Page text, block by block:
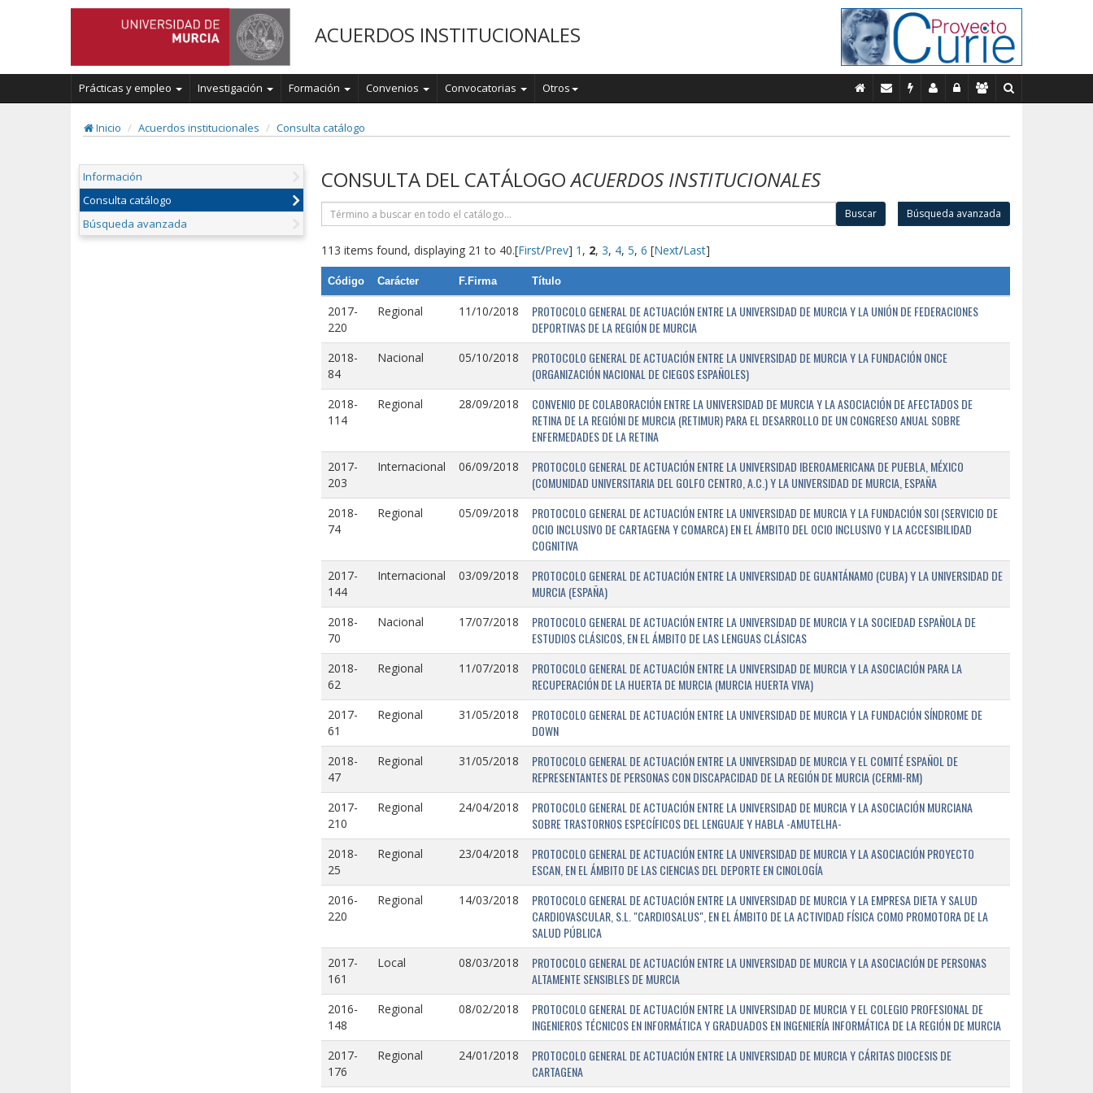
ACUERDOS INSTITUCIONALES
Prácticas y empleo Investigación Formación Convenios Convocatorias Otros
Inicio Acuerdos institucionales Consulta catálogo
Información
Consulta catálogo
Búsqueda avanzada
CONSULTA DEL CATÁLOGOACUERDOS INSTITUCIONALES
Buscar Búsqueda avanzada
113 items found, displaying 21 to 40.[First/Prev] 1 , 2, 3, 4, 5, 6 [Next/Last]
Código Carácter F.Firma Título
2017-
220
Regional 11/10/2018
PROTOCOLO GENERAL DE ACTUACIÓN ENTRE LA UNIVERSIDAD DE MURCIA Y LA UNIÓN DE FEDERACIONES
DEPORTIVAS DE LA REGIÓN DE MURCIA
2018-
84
Nacional 05/10/2018
PROTOCOLO GENERAL DE ACTUACIÓN ENTRE LA UNIVERSIDAD DE MURCIA Y LA FUNDACIÓN ONCE
(ORGANIZACIÓN NACIONAL DE CIEGOS ESPAÑOLES)
2018-
114
Regional 28/09/2018
CONVENIO DE COLABORACIÓN ENTRE LA UNIVERSIDAD DE MURCIA Y LA ASOCIACIÓN DE AFECTADOS DE
RETINA DE LA REGIÓNI DE MURCIA (RETIMUR) PARA EL DESARROLLO DE UN CONGRESO ANUAL SOBRE
ENFERMEDADES DE LA RETINA
2017-
203
Internacional 06/09/2018
PROTOCOLO GENERAL DE ACTUACIÓN ENTRE LA UNIVERSIDAD IBEROAMERICANA DE PUEBLA, MÉXICO
(COMUNIDAD UNIVERSITARIA DEL GOLFO CENTRO, A.C.) Y LA UNIVERSIDAD DE MURCIA, ESPAÑA
2018-
74
Regional 05/09/2018
PROTOCOLO GENERAL DE ACTUACIÓN ENTRE LA UNIVERSIDAD DE MURCIA Y LA FUNDACIÓN SOI (SERVICIO DE
OCIO INCLUSIVO DE CARTAGENA Y COMARCA) EN EL ÁMBITO DEL OCIO INCLUSIVO Y LA ACCESIBILIDAD
COGNITIVA
2017-
144
Internacional 03/09/2018
PROTOCOLO GENERAL DE ACTUACIÓN ENTRE LA UNIVERSIDAD DE GUANTÁNAMO (CUBA) Y LA UNIVERSIDAD DE
MURCIA (ESPAÑA)
2018-
70
Nacional 17/07/2018
PROTOCOLO GENERAL DE ACTUACIÓN ENTRE LA UNIVERSIDAD DE MURCIA Y LA SOCIEDAD ESPAÑOLA DE
ESTUDIOS CLÁSICOS, EN EL ÁMBITO DE LAS LENGUAS CLÁSICAS
2018-
62
Regional 11/07/2018
PROTOCOLO GENERAL DE ACTUACIÓN ENTRE LA UNIVERSIDAD DE MURCIA Y LA ASOCIACIÓN PARA LA
RECUPERACIÓN DE LA HUERTA DE MURCIA (MURCIA HUERTA VIVA)
2017-
61
Regional 31/05/2018
PROTOCOLO GENERAL DE ACTUACIÓN ENTRE LA UNIVERSIDAD DE MURCIA Y LA FUNDACIÓN SÍNDROME DE
DOWN
2018-
47
Regional 31/05/2018
PROTOCOLO GENERAL DE ACTUACIÓN ENTRE LA UNIVERSIDAD DE MURCIA Y EL COMITÉ ESPAÑOL DE
REPRESENTANTES DE PERSONAS CON DISCAPACIDAD DE LA REGIÓN DE MURCIA (CERMI-RM)
2017-
210
Regional 24/04/2018
PROTOCOLO GENERAL DE ACTUACIÓN ENTRE LA UNIVERSIDAD DE MURCIA Y LA ASOCIACIÓN MURCIANA
SOBRE TRASTORNOS ESPECÍFICOS DEL LENGUAJE Y HABLA -AMUTELHA-
2018-
25
Regional 23/04/2018
PROTOCOLO GENERAL DE ACTUACIÓN ENTRE LA UNIVERSIDAD DE MURCIA Y LA ASOCIACIÓN PROYECTO
ESCAN, EN EL ÁMBITO DE LAS CIENCIAS DEL DEPORTE EN CINOLOGÍA
2016-
220
Regional 14/03/2018
PROTOCOLO GENERAL DE ACTUACIÓN ENTRE LA UNIVERSIDAD DE MURCIA Y LA EMPRESA DIETA Y SALUD
CARDIOVASCULAR, S.L. "CARDIOSALUS", EN EL ÁMBITO DE LA ACTIVIDAD FÍSICA COMO PROMOTORA DE LA
SALUD PÚBLICA
2017-
161
Local 08/03/2018
PROTOCOLO GENERAL DE ACTUACIÓN ENTRE LA UNIVERSIDAD DE MURCIA Y LA ASOCIACIÓN DE PERSONAS
ALTAMENTE SENSIBLES DE MURCIA
2016-
148
Regional 08/02/2018
PROTOCOLO GENERAL DE ACTUACIÓN ENTRE LA UNIVERSIDAD DE MURCIA Y EL COLEGIO PROFESIONAL DE
INGENIEROS TÉCNICOS EN INFORMÁTICA Y GRADUADOS EN INGENIERÍA INFORMÁTICA DE LA REGIÓN DE MURCIA
2017-
176
Regional 24/01/2018
PROTOCOLO GENERAL DE ACTUACIÓN ENTRE LA UNIVERSIDAD DE MURCIA Y CÁRITAS DIOCESIS DE
CARTAGENA